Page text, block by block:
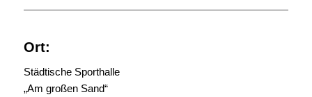
Ort:
Städtische Sporthalle
„Am großen Sand“